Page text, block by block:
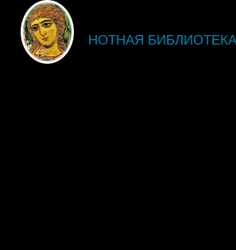
fdsgsdg
НОТНАЯ